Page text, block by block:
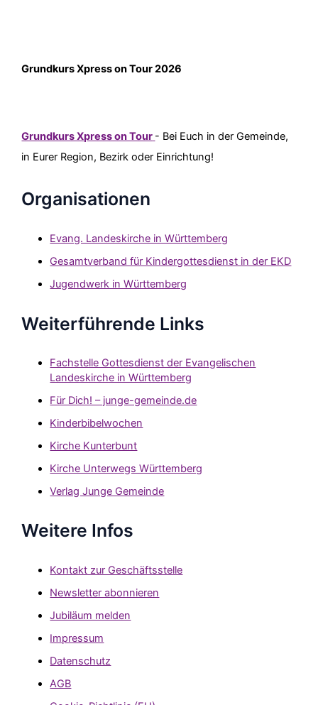
Grundkurs Xpress on Tour 2026
Grundkurs Xpress on Tour - Bei Euch in der Gemeinde,
in Eurer Region, Bezirk oder Einrichtung!
Organisationen
Evang. Landeskirche in Württemberg
Gesamtverband für Kindergottesdienst in der EKD
Jugendwerk in Württemberg
Weiterführende Links
Fachstelle Gottesdienst der Evangelischen
Landeskirche in Württemberg
Für Dich! – junge-gemeinde.de
Kinderbibelwochen
Kirche Kunterbunt
Kirche Unterwegs Württemberg
Verlag Junge Gemeinde
Weitere Infos
Kontakt zur Geschäftsstelle
Newsletter abonnieren
Jubiläum melden
Impressum
Datenschutz
AGB